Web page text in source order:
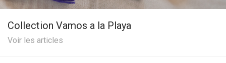
Collection Vamos a la Playa
Voir les articles